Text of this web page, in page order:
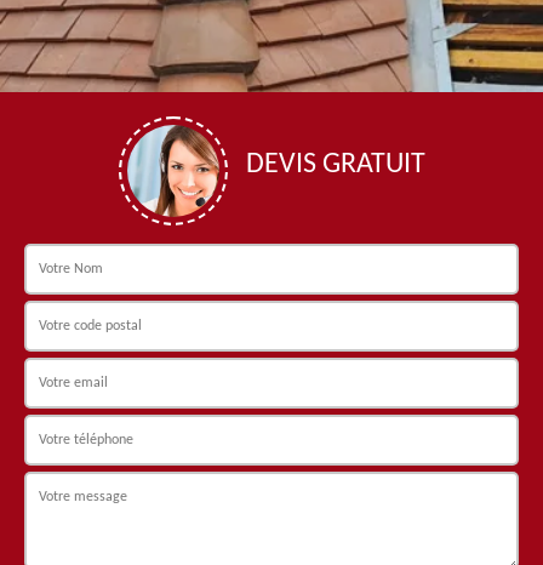
DEVIS GRATUIT